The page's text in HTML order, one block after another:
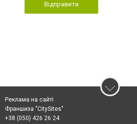
Відправити
Реклама на сайті
Франшиза "CitySites"
+38 (050) 426 26 24